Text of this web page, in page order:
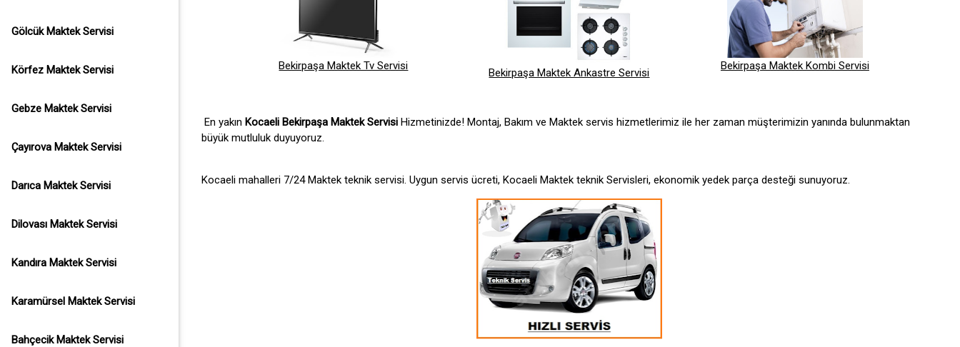
Gölcük Maktek Servisi
Körfez Maktek Servisi
Gebze Maktek Servisi
Çayırova Maktek Servisi
Darıca Maktek Servisi
Dilovası Maktek Servisi
Kandıra Maktek Servisi
Karamürsel Maktek Servisi
Bahçecik Maktek Servisi
Bekirpaşa Maktek Tv Servisi
Bekirpaşa Maktek Ankastre Servisi
Bekirpaşa Maktek Kombi Servisi
En yakın Kocaeli Bekirpaşa Maktek Servisi Hizmetinizde! Montaj, Bakım ve Maktek servis hizmetlerimiz ile her zaman müşterimizin yanında bulunmaktan
büyük mutluluk duyuyoruz.
Kocaeli mahalleri 7/24 Maktek teknik servisi. Uygun servis ücreti, Kocaeli Maktek teknik Servisleri, ekonomik yedek parça desteği sunuyoruz.